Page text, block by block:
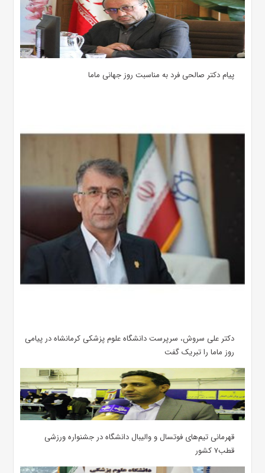
پیام دکتر صالحی فرد به مناسبت روز جهانی ماما
دکتر علی سروش، سرپرست دانشگاه علوم پزشکی کرمانشاه در پیامی
روز ماما را تبریک گفت
قهرمانی تیم‌های فوتسال و والیبال دانشگاه در جشنواره ورزشی
قطب۷ کشور